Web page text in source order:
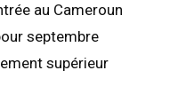
au Cameroun
septembre
supérieur